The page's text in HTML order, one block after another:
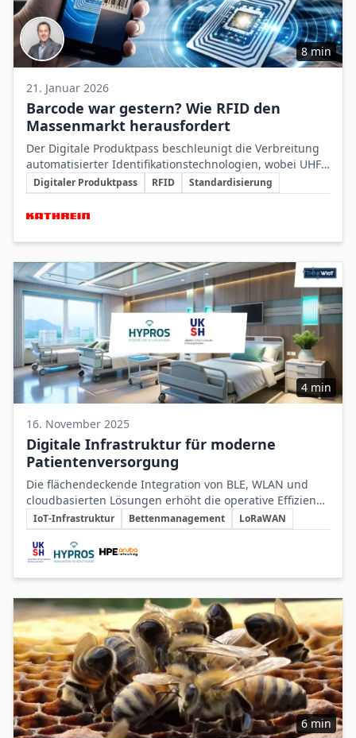
8 min
21. Januar 2026
Barcode war gestern? Wie RFID den
Massenmarkt herausfordert
Der Digitale Produktpass beschleunigt die Verbreitung
automatisierter Identifikationstechnologien, wobei UHF‑
und HF‑RFID komplementär wirken und Barcodes in
preisempfindlichen Fällen erhalten bleiben.
Schlüsselthemen
Digitaler Produktpass RFID Standardisierung
Beteiligte Unternehmen
4 min
16. November 2025
Digitale Infrastruktur für moderne
Patientenversorgung
Die flächendeckende Integration von BLE, WLAN und
cloudbasierten Lösungen erhöht die operative Effizienz
und Patientensicherheit in Kliniken durch
Echtzeit‑Daten und automatisierte Prozesse.
Schlüsselthemen
IoT-Infrastruktur Bettenmanagement LoRaWAN
Beteiligte Unternehmen
6 min